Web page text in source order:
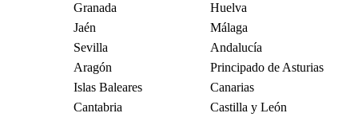
Granada
Huelva
Jaén
Málaga
Sevilla
Andalucía
Aragón
Principado de Asturias
Islas Baleares
Canarias
Cantabria
Castilla y León